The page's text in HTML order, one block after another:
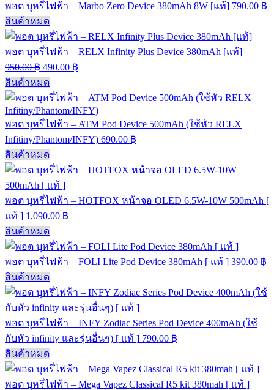
พอต บุหรี่ไฟฟ้า – Marbo Zero Device 380mAh 8W [แท้] 790.00 ฿
สินค้าหมด
พอต บุหรี่ไฟฟ้า – RELX Infinity Plus Device 380mAh [แท้]
950.00฿ 490.00 ฿
สินค้าหมด
พอต บุหรี่ไฟฟ้า – ATM Pod Device 500mAh (ใช้หัว RELX
Infitiny/Phantom/INFY) 690.00 ฿
สินค้าหมด
พอต บุหรี่ไฟฟ้า – HOTFOX หน้าจอ OLED 6.5W-10W 500mAh [
แท้ ] 1,090.00 ฿
สินค้าหมด
พอต บุหรี่ไฟฟ้า – FOLI Lite Pod Device 380mAh [ แท้ ] 390.00 ฿
สินค้าหมด
พอต บุหรี่ไฟฟ้า – INFY Zodiac Series Pod Device 400mAh (ใช้
กับหัว infinity และรุ่นอื่นๆ) [ แท้ ] 790.00 ฿
สินค้าหมด
พอต บุหรี่ไฟฟ้า – Mega Vapez Classical R5 kit 380mah [ แท้ ]